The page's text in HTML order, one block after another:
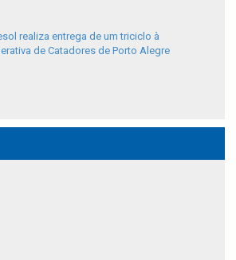
realiza entrega de um triciclo à
de Catadores de Porto Alegre